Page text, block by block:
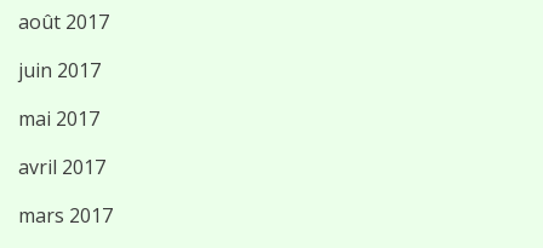
août 2017
juin 2017
mai 2017
avril 2017
mars 2017